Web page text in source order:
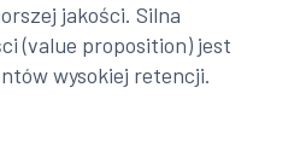
jakości. Silna
(value proposition) jest
wysokiej retencji.